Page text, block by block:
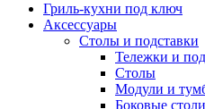
Гриль-кухни под ключ
Аксессуары
Столы и подставки
Тележки и
Столы
Модули и
Боковые